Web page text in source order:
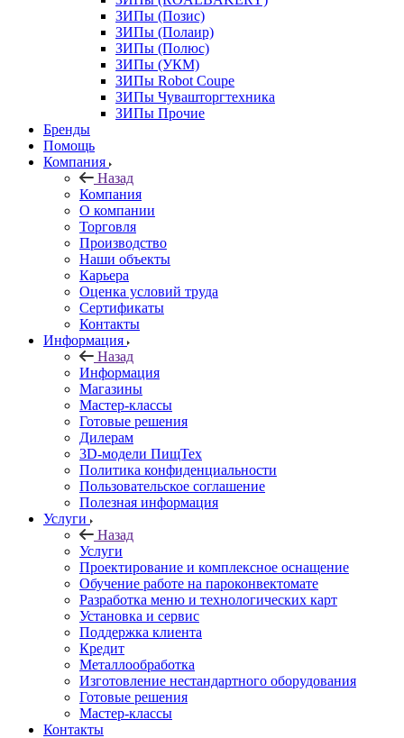
ЗИПы (Позис)
ЗИПы (Полаир)
ЗИПы (Полюс)
ЗИПы (УКМ)
ЗИПы Robot Coupe
ЗИПы Чувашторгтехника
ЗИПы Прочие
Бренды
Помощь
Компания
Назад
Компания
О компании
Торговля
Производство
Наши объекты
Карьера
Оценка условий труда
Сертификаты
Контакты
Информация
Назад
Информация
Магазины
Мастер-классы
Готовые решения
Дилерам
3D-модели ПищТех
Политика конфиденциальности
Пользовательское соглашение
Полезная информация
Услуги
Назад
Услуги
Проектирование и комплексное оснащение
Обучение работе на пароконвектомате
Разработка меню и технологических карт
Установка и сервис
Поддержка клиента
Кредит
Металлообработка
Изготовление нестандартного оборудования
Готовые решения
Мастер-классы
Контакты